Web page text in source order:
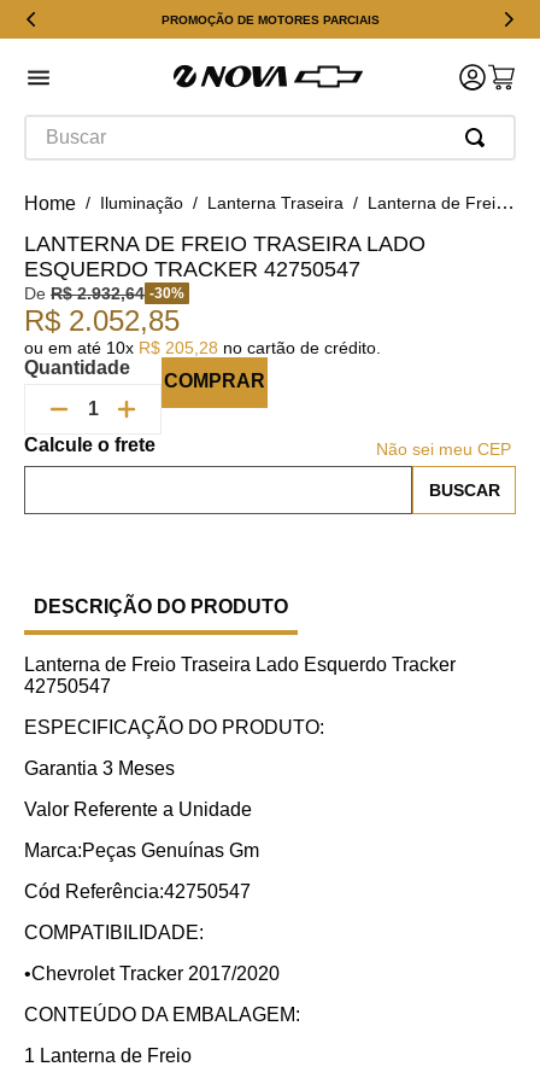
PROMOÇÃO DE MOTORES PARCIAIS
Buscar
Iluminação Lanterna Traseira Lanterna de Freio Traseira Lado Esquerdo Tracker 42750547
LANTERNA DE FREIO TRASEIRA LADO
ESQUERDO TRACKER 42750547
De R$ 2.932,64 -30%
R$ 2.052,85
ou em até 10x R$ 205 28 no cartão de crédito.
Quantidade
COMPRAR
Não sei meu CEP
DESCRIÇÃO DO PRODUTO
Lanterna de Freio Traseira Lado Esquerdo Tracker
42750547
ESPECIFICAÇÃO DO PRODUTO:
Garantia 3 Meses
Valor Referente a Unidade
Marca:Peças Genuínas Gm
Cód Referência:42750547
COMPATIBILIDADE:
•Chevrolet Tracker 2017/2020
CONTEÚDO DA EMBALAGEM:
1 Lanterna de Freio